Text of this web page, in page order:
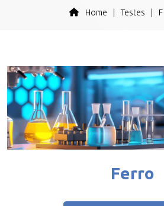
Home Testes F
Ferro